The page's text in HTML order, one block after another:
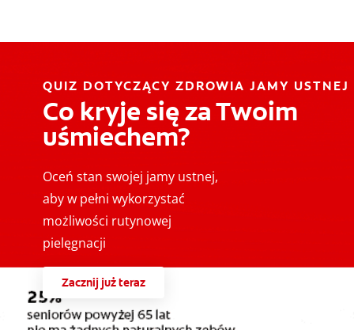
QUIZ DOTYCZĄCY ZDROWIA JAMY USTNEJ
Co kryje się za Twoim
uśmiechem?
Oceń stan swojej jamy ustnej,
aby w pełni wykorzystać
możliwości rutynowej
pielęgnacji
Zacznij już teraz